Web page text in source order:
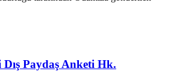
Paydaş Anketi Hk.